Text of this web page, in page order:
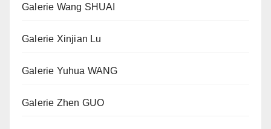
Galerie Wang SHUAI
Galerie Xinjian Lu
Galerie Yuhua WANG
Galerie Zhen GUO